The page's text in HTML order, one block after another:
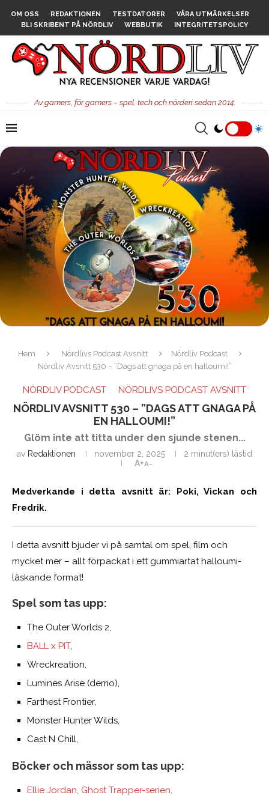
OM OSS REDAKTIONEN TESTDATORER
VÅRA UTMÄRKELSER
BLI SKRIBENT PÅ NÖRDLIV
WEBBUTIK INTEGRITETSPOLICY
Av gamers, för gamers – spel, tech och nörderi sedan 2014.
Hem Nördlivs Podcast Avsnitt
Nördliv Podcast
Nördliv Avsnitt 530 – ”Dags att gnaga på en halloumi!”
NÖRDLIV PODCAST NÖRDLIVS PODCAST AVSNITT
NÖRDLIV AVSNITT 530 – ”DAGS ATT GNAGA PÅ
EN HALLOUMI!”
Glöm inte att titta under den sjunde stenen...
av Redaktionen november 2, 2025
2 minut(ers) lästid
A+A-
Medverkande i detta avsnitt är: Poki, Vickan och
Fredrik.
I detta avsnitt bjuder vi på samtal om spel, film och
mycket mer – allt förpackat i ett gummiartat halloumi-
läskande format!
Spel som tas upp:
The Outer Worlds 2,
BALL x PIT,
Wreckreation,
Lumines Arise (demo),
Farthest Frontier,
Monster Hunter Wilds,
Cast N Chill,
Böcker och mässor som tas upp:
Ellie Jordan, Ghost Trapper-serien,